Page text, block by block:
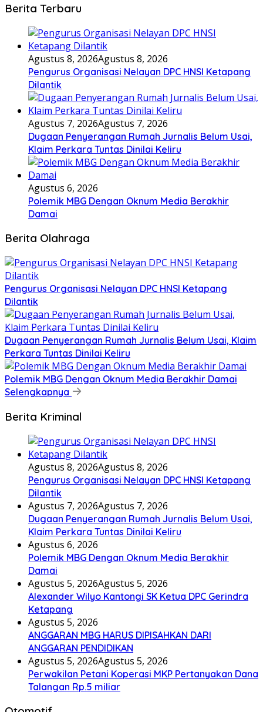
Berita Terbaru
Agustus 8, 2026Agustus 8, 2026
Pengurus Organisasi Nelayan DPC HNSI Ketapang
Dilantik
Agustus 7, 2026Agustus 7, 2026
Dugaan Penyerangan Rumah Jurnalis Belum Usai,
Klaim Perkara Tuntas Dinilai Keliru
Agustus 6, 2026
Polemik MBG Dengan Oknum Media Berakhir
Damai
Berita Olahraga
Pengurus Organisasi Nelayan DPC HNSI Ketapang
Dilantik
Dugaan Penyerangan Rumah Jurnalis Belum Usai, Klaim
Perkara Tuntas Dinilai Keliru
Polemik MBG Dengan Oknum Media Berakhir Damai
Selengkapnya
Berita Kriminal
Agustus 8, 2026Agustus 8, 2026
Pengurus Organisasi Nelayan DPC HNSI Ketapang
Dilantik
Agustus 7, 2026Agustus 7, 2026
Dugaan Penyerangan Rumah Jurnalis Belum Usai,
Klaim Perkara Tuntas Dinilai Keliru
Agustus 6, 2026
Polemik MBG Dengan Oknum Media Berakhir
Damai
Agustus 5, 2026Agustus 5, 2026
Alexander Wilyo Kantongi SK Ketua DPC Gerindra
Ketapang
Agustus 5, 2026
ANGGARAN MBG HARUS DIPISAHKAN DARI
ANGGARAN PENDIDIKAN
Agustus 5, 2026Agustus 5, 2026
Perwakilan Petani Koperasi MKP Pertanyakan Dana
Talangan Rp.5 miliar